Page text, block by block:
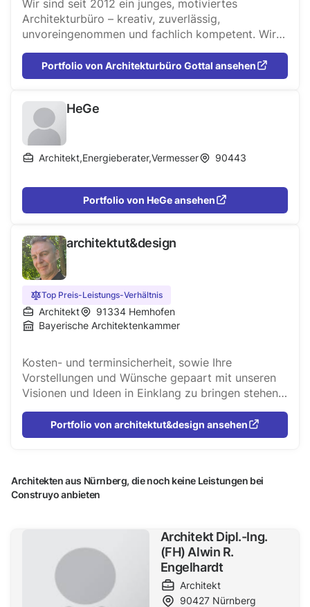
Wir sind seit 2012 ein junges, motiviertes
Architekturbüro – kreativ, zuverlässig,
unvoreingenommen und fachlich kompetent. Wir
beraten Bauherren unabhängig und objektiv, um
so ein individuell auf ihn zugeschnittenes Gebäude
zu planen. Objekte werden dabei optimal auf die
Gegebenheiten abgestimmt. Höchste Priorität
richten wir dabei auf eine transparente
Arbeitsweise mit einem genau geplanten
Projektablauf und einer permanenten
Portfolio von Architekturbüro Gottal ansehen
HeGe
Architekt,Energieberater,Vermesser 90443
Portfolio von HeGe ansehen
architektut&design
Top Preis-Leistungs-Verhältnis
Architekt 91334 Hemhofen
Bayerische Architektenkammer
Kosten- und terminsicherheit, sowie Ihre
Vorstellungen und Wünsche gepaart mit unseren
Visionen und Ideen in Einklang zu bringen stehen
für uns an vorderster Stelle. Nur durch einen
intensiven Gedankenaustausch und einem
Miteinander lässt sich dieser Weg aus unserer
Portfolio von architektut&design ansehen
Architekten aus Nürnberg, die noch keine Leistungen bei
Construyo anbieten
Architekt Dipl.-Ing.
(FH) Alwin R.
Engelhardt
Architekt
90427 Nürnberg